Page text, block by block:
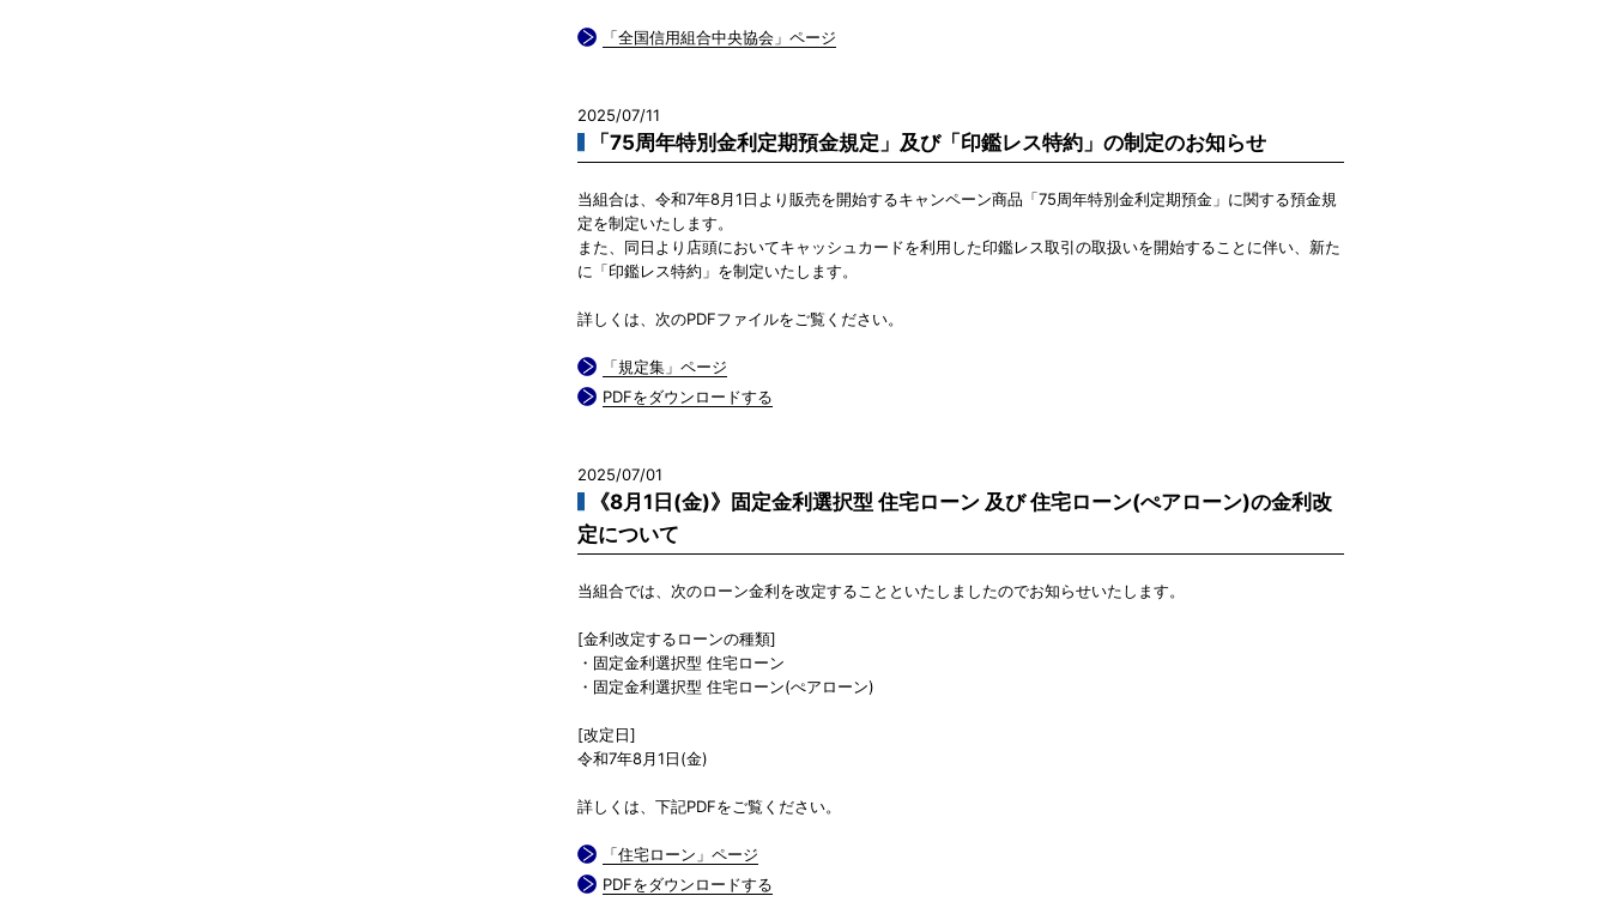
「全国信用組合中央協会」ページ
2025/07/11
「75周年特別金利定期預金規定」及び「印鑑レス特約」の制定のお知らせ
当組合は、令和7年8月1日より販売を開始するキャンペーン商品「75周年特別金利定期預金」に関する預金規
定を制定いたします。
また、同日より店頭においてキャッシュカードを利用した印鑑レス取引の取扱いを開始することに伴い、新た
に「印鑑レス特約」を制定いたします。
詳しくは、次のPDFファイルをご覧ください。
「規定集」ページ
PDFをダウンロードする
2025/07/01
《8月1日(金)》固定金利選択型 住宅ローン 及び 住宅ローン(ぺアローン)の金利改
定について
当組合では、次のローン金利を改定することといたしましたのでお知らせいたします。
[金利改定するローンの種類]
・固定金利選択型 住宅ローン
・固定金利選択型 住宅ローン(ぺアローン)
[改定日]
令和7年8月1日(金)
詳しくは、下記PDFをご覧ください。
「住宅ローン」ページ
PDFをダウンロードする